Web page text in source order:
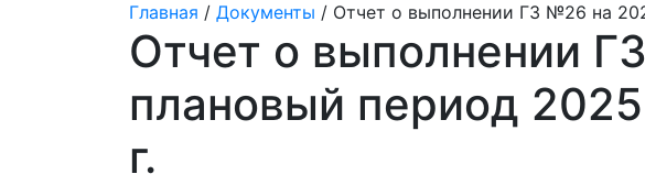
Главная / Документы / Отчет о выполнении ГЗ №26 на
Отчет о выполнении
плановый период
г.